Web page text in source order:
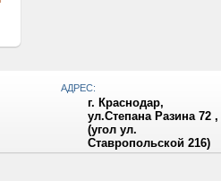
АДРЕС:
г. Краснодар,
ул.Степана Разина 72 ,
(угол ул.
Ставропольской 216)